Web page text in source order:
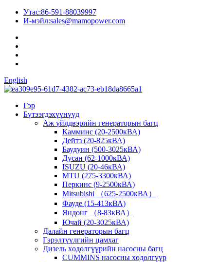
Утас:86-591-88039997
И-мэйл:sales@mamopower.com
English
Гэр
Бүтээгдэхүүнүүд
Аж үйлдвэрийн генераторын багц
Камминс (20-2500кВА)
Дейтз (20-825кВА)
Баудуин (500-3025кВА)
Дусан (62-1000кВА)
ISUZU (20-46кВА)
MTU (275-3300кВА)
Перкинс (9-2500кВА)
Mitsubishi （625-2500кВА）
Фауде (15-413кВА)
Яндонг （8-83кВА）
Ючай (20-3025кВА)
Далайн генераторын багц
Гэрэлтүүлгийн цамхаг
Дизель хөдөлгүүрийн насосны багц
CUMMINS насосны хөдөлгүүр